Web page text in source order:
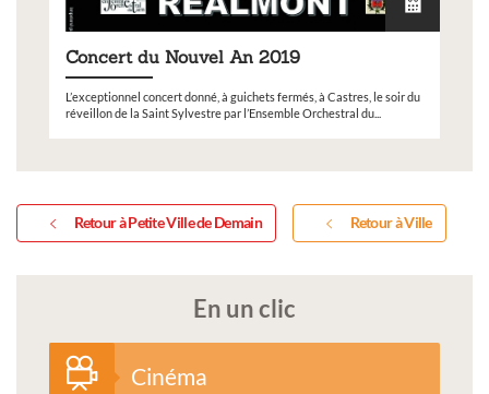
Concert du Nouvel An 2019
L’exceptionnel concert donné, à guichets fermés, à Castres, le soir du
réveillon de la Saint Sylvestre par l’Ensemble Orchestral du...
Retour à Petite Ville de Demain Retour à Ville
En un clic
Cinéma